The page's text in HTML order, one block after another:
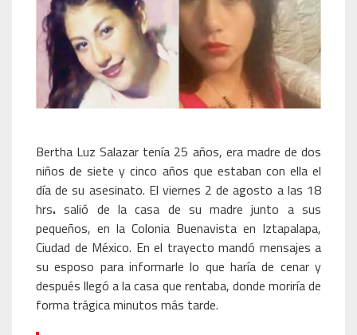
Bertha Luz Salazar tenía 25 años, era madre de dos
niños de siete y cinco años que estaban con ella el
día de su asesinato. El viernes 2 de agosto a las 18
hrs. salió de la casa de su madre junto a sus
pequeños, en la Colonia Buenavista en Iztapalapa,
Ciudad de México. En el trayecto mandó mensajes a
su esposo para informarle lo que haría de cenar y
después llegó a la casa que rentaba, donde moriría de
forma trágica minutos más tarde.